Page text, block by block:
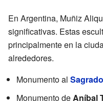
En Argentina, Muñiz
significativas. Estas
principalmente en la
alrededores.
Monumento al
Monumento deAníbal